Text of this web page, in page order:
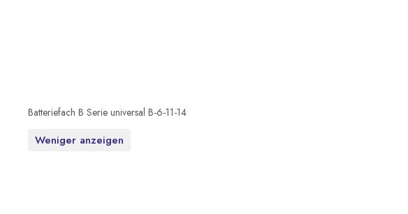
Batteriefach B Serie universal B-6-11-14
Weniger anzeigen